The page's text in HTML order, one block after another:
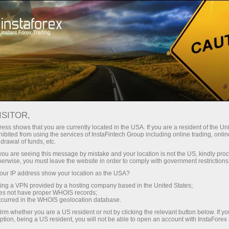
InstaForex bilan siz haqiqatan
ega bo‘lasiz: 1:5000 gacha kredit
yelkasi, bozordagi eng yaxshi
spred va komissiyalardan biri,
shuningdek aksiyalar va indekslar
bilan savdo qilish uchun qulay
shartlar.
Kichik
Har bir depozit uchun
30% bonus
Savdoda
va trassada tezlik
shows that you are currently located in the USA. If you are a resident of the
from using the services of InstaFintech Group including online trading,
of funds, etc.
are seeing this message by mistake and your location is not the US, kindly
you must leave the website in order to comply with government
IP address show your location as the USA?
a VPN provided by a hosting company based in the United States;
not have proper WHOIS records;
in the WHOIS geolocation database.
whether you are a US resident or not by clicking the relevant button below. If
being a US resident, you will not be able to open an account with InstaForex